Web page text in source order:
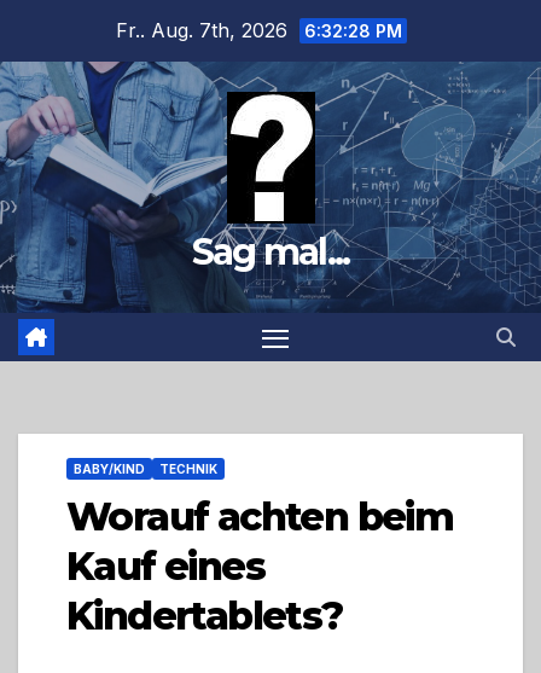
springen
Fr.. Aug. 7th, 2026 6:32:29 PM
Sag mal...
BABY/KIND TECHNIK
Worauf achten beim
Kauf eines
Kindertablets?